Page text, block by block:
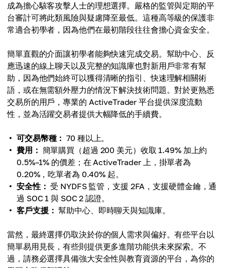
成為擔心駭客攻擊人士的理想選擇。嚴格的監管與定期的平
台審計可將此類風險與疑慮降至最低。這種高等級的保護非
常適合初學者，因為他們在最初階段往往會擔心資金安全。
簡單直觀的介面讓初學者能夠快速完成交易。幫助中心、反
應迅速的線上聊天以及完整的知識庫也對新用戶非常有幫
助，因為他們始終可以獲得清晰的指引、快速理解相關術
語，或在無需額外壓力的情況下解決技術問題。對於更熟悉
交易所的用戶，專業的 ActiveTrader 平台提供深度流動
性，並為活躍交易者提供大幅降低的手續費。
可交易幣種： 70 種以上。
費用： 簡單購買（超過 200 美元）收取 1.49% 加上約
0.5%–1% 的價差；在 ActiveTrader 上，掛單者為
0.20%，吃單者為 0.40% 起。
安全性： 受 NYDFS 監管，支援 2FA，支援硬體金鑰，通
過 SOC 1 與 SOC 2 認證。
客戶支援： 幫助中心、即時聊天與知識庫。
當然，最終選擇仍取決於你的個人需求與偏好。有些平台以
簡單易用見長，有些則提供更多進階功能供未來探索。不
過，請務必選擇具備強大安全性與教育資源的平台，為你的